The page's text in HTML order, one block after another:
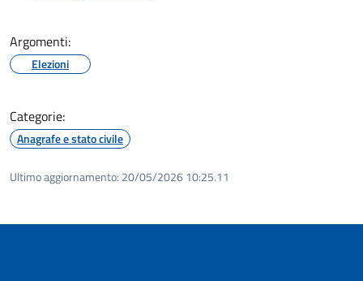
Argomenti:
Elezioni
Categorie:
Anagrafe e stato civile
Ultimo aggiornamento: 20/05/2026 10:25.11